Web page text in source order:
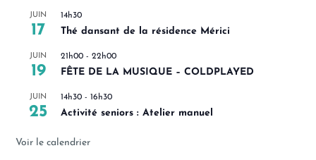
JUIN
17
14h30
Thé dansant de la résidence Mérici
JUIN
19
21h00 -22h00
FÊTE DE LA MUSIQUE – COLDPLAYED
JUIN
25
14h30 -16h30
Activité seniors : Atelier manuel
Voir le calendrier